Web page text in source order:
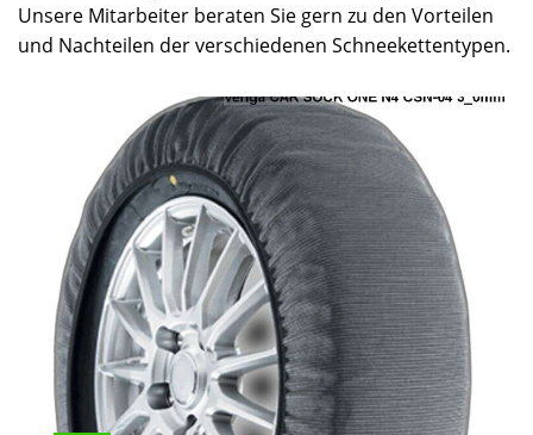
Unsere Mitarbeiter beraten Sie gern zu den Vorteilen
und Nachteilen der verschiedenen Schneekettentypen.